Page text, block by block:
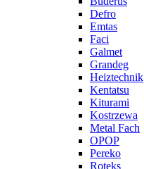
Defro
Emtas
Faci
Galmet
Grandeg
Heiztechnik
Kentatsu
Kiturami
Kostrzewa
Metal Fach
OPOP
Pereko
Roteks